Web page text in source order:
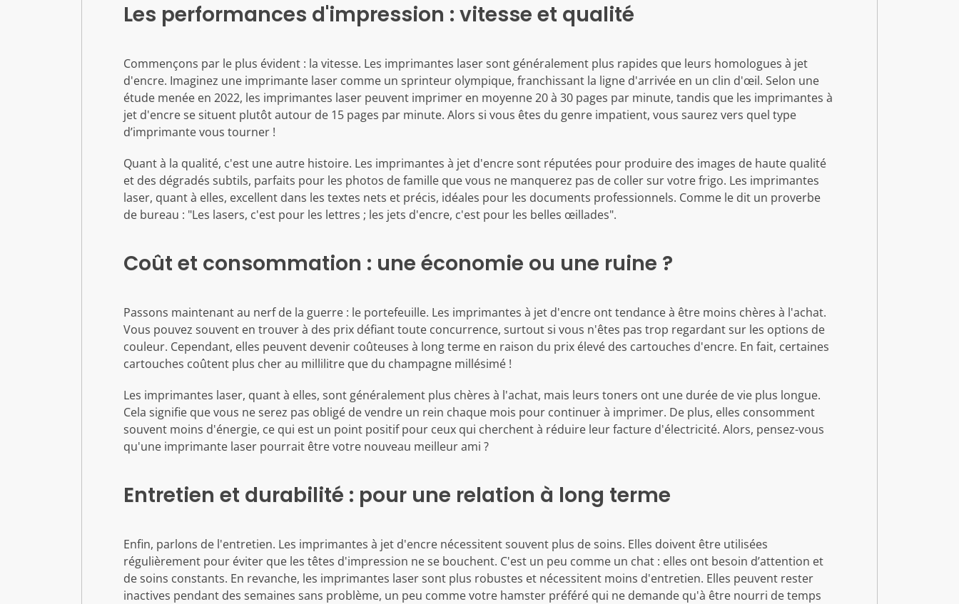
Les performances d'impression : vitesse et qualité
Commençons par le plus évident : la vitesse. Les imprimantes laser sont généralement plus rapides que leurs homologues à jet
d'encre. Imaginez une imprimante laser comme un sprinteur olympique, franchissant la ligne d'arrivée en un clin d'œil. Selon une
étude menée en 2022, les imprimantes laser peuvent imprimer en moyenne 20 à 30 pages par minute, tandis que les imprimantes à
jet d'encre se situent plutôt autour de 15 pages par minute. Alors si vous êtes du genre impatient, vous saurez vers quel type
d’imprimante vous tourner !
Quant à la qualité, c'est une autre histoire. Les imprimantes à jet d'encre sont réputées pour produire des images de haute qualité
et des dégradés subtils, parfaits pour les photos de famille que vous ne manquerez pas de coller sur votre frigo. Les imprimantes
laser, quant à elles, excellent dans les textes nets et précis, idéales pour les documents professionnels. Comme le dit un proverbe
de bureau : "Les lasers, c'est pour les lettres ; les jets d'encre, c'est pour les belles œillades".
Coût et consommation : une économie ou une ruine ?
Passons maintenant au nerf de la guerre : le portefeuille. Les imprimantes à jet d'encre ont tendance à être moins chères à l'achat.
Vous pouvez souvent en trouver à des prix défiant toute concurrence, surtout si vous n'êtes pas trop regardant sur les options de
couleur. Cependant, elles peuvent devenir coûteuses à long terme en raison du prix élevé des cartouches d'encre. En fait, certaines
cartouches coûtent plus cher au millilitre que du champagne millésimé !
Les imprimantes laser, quant à elles, sont généralement plus chères à l'achat, mais leurs toners ont une durée de vie plus longue.
Cela signifie que vous ne serez pas obligé de vendre un rein chaque mois pour continuer à imprimer. De plus, elles consomment
souvent moins d'énergie, ce qui est un point positif pour ceux qui cherchent à réduire leur facture d'électricité. Alors, pensez-vous
qu'une imprimante laser pourrait être votre nouveau meilleur ami ?
Entretien et durabilité : pour une relation à long terme
Enfin, parlons de l'entretien. Les imprimantes à jet d'encre nécessitent souvent plus de soins. Elles doivent être utilisées
régulièrement pour éviter que les têtes d'impression ne se bouchent. C'est un peu comme un chat : elles ont besoin d’attention et
de soins constants. En revanche, les imprimantes laser sont plus robustes et nécessitent moins d'entretien. Elles peuvent rester
inactives pendant des semaines sans problème, un peu comme votre hamster préféré qui ne demande qu'à être nourri de temps